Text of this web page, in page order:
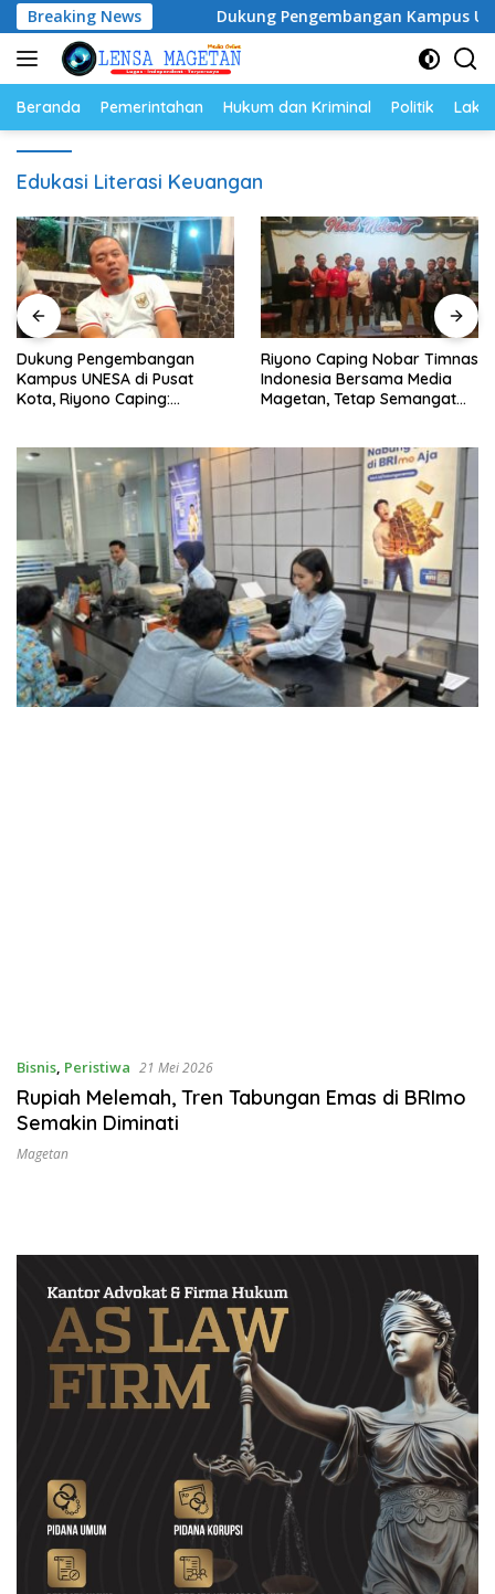
Langsung
ke
konten
Breaking News
Ayam Dukung Pengembangan Kampus UNESA di
Beranda Pemerintahan Hukum dan Kriminal Politik
Edukasi Literasi Keuangan
Dukung Pengembangan
Kampus UNESA di Pusat
Kota, Riyono Caping:
Riyono Caping Nobar Timnas
Indonesia Bersama Media
Magetan, Tetap Semangat
Bisnis, Peristiwa 21 Mei 2026
Rupiah Melemah, Tren Tabungan Emas di BRImo
Semakin Diminati
Magetan